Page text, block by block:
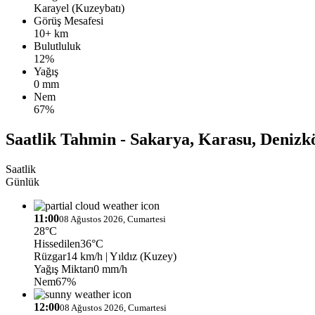
Karayel (Kuzeybatı)
Görüş Mesafesi
10+ km
Bulutluluk
12%
Yağış
0 mm
Nem
67%
Saatlik Tahmin - Sakarya, Karasu,
Saatlik
Günlük
11:0008 Ağustos 2026, Cumartesi
28°C
Hissedilen36°C
Rüzgar14 km/h | Yıldız (Kuzey)
Yağış Miktarı0 mm/h
Nem67%
12:0008 Ağustos 2026, Cumartesi